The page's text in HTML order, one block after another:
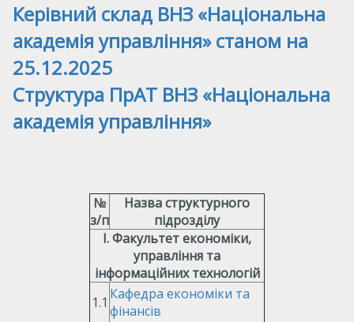
Керівний склад ВНЗ «Національна
академія управління» станом на
25.12.2025
Структура ПрАТ ВНЗ «Національна
академія управління»
№
з/п
Назва структурного
підрозділу
І. Факультет економіки,
управління та
інформаційних технологій
1.1 Кафедра економіки та
фінансів